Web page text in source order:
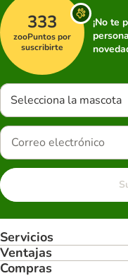
333
zooPuntos por
suscribirte
¡No te
Selecciona la mascota
Servicios
Ventajas
Compras